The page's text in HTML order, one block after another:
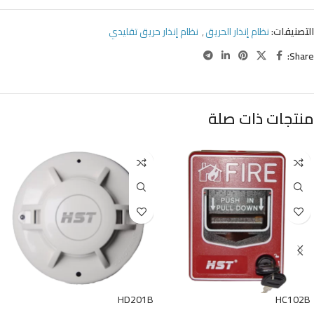
التصنيفات:نظام إنذار الحريق, نظام إنذار حريق تقليدي
Share:
منتجات ذات صلة
HC102B
HD201B